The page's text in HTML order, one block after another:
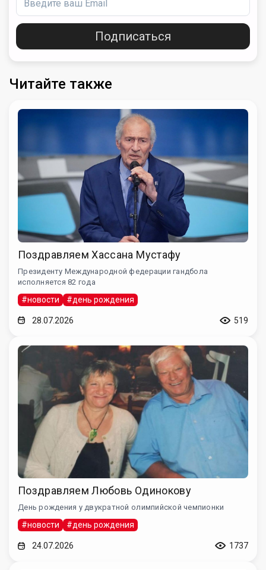
Подписаться
Читайте также
Поздравляем Хассана Мустафу
Президенту Международной федерации гандбола
исполняется 82 года
#новости #день рождения
28.07.2026 519
Поздравляем Любовь Одинокову
День рождения у двукратной олимпийской чемпионки
#новости #день рождения
24.07.2026 1737